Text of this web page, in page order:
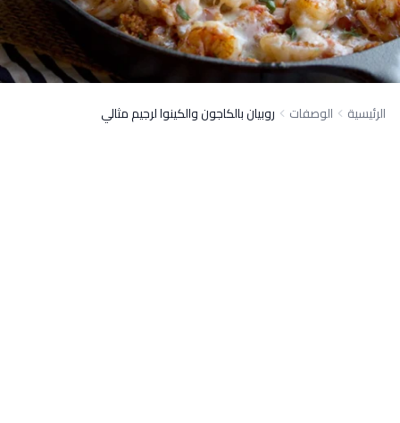
الرئيسية الوصفات روبيان بالكاجون والكينوا لرجيم مثالي